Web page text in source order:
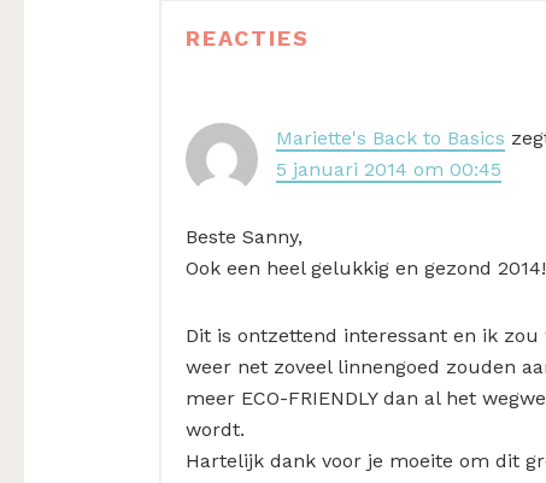
Interacties
REACTIES
Mariette's Back to Basics
5 januari 2014 om 00:45
Beste Sanny,
Ook een heel gelukkig en gezond 2014!
Dit is ontzettend interessant en ik
weer net zoveel linnengoed zouden
meer ECO-FRIENDLY dan al het
wordt.
Hartelijk dank voor je moeite om dit